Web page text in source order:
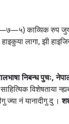
काव्यिक रुप
लागा, झी
निबन्ध पुचः,
विशेषताया
ज्या नं यानादीगु दु ।